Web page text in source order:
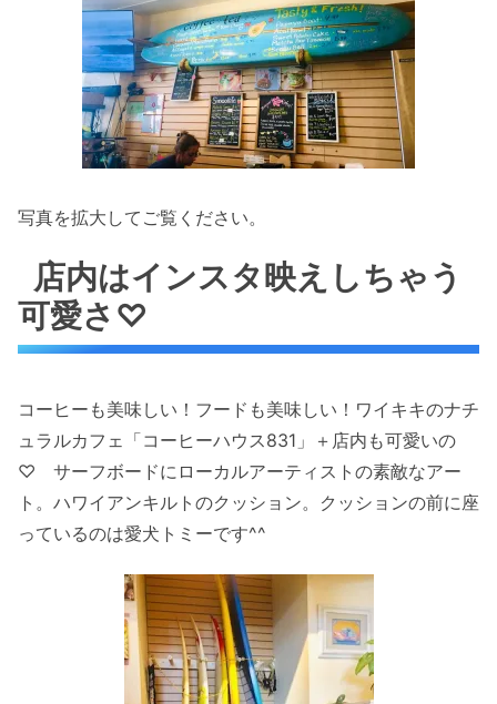
写真を拡大してご覧ください。
店内はインスタ映えしちゃう
可愛さ♡
コーヒーも美味しい！フードも美味しい！ワイキキのナチ
ュラルカフェ「コーヒーハウス831」＋店内も可愛いの
♡ サーフボードにローカルアーティストの素敵なアー
ト。ハワイアンキルトのクッション。クッションの前に座
っているのは愛犬トミーです^^